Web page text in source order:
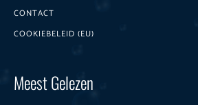
CONTACT
COOKIEBELEID (EU)
Meest Gelezen